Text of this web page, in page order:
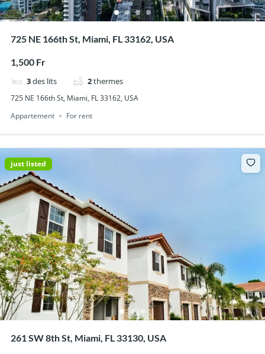
725 NE 166th St, Miami, FL 33162, USA
1,500 Fr
3des lits 2thermes
725 NE 166th St, Miami, FL 33162, USA
Appartement
For rent
just listed
261 SW 8th St, Miami, FL 33130, USA